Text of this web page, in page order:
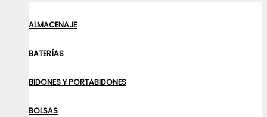
ALMACENAJE
BATERÍAS
BIDONES Y PORTABIDONES
BOLSAS